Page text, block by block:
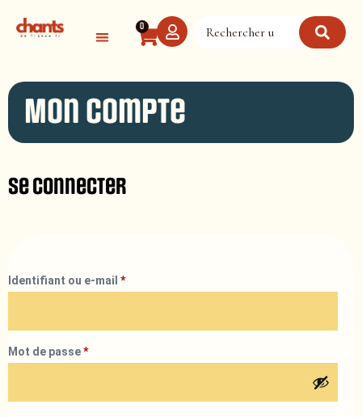
0
Mon compte
Se connecter
Identifiant ou e-mail *
Mot de passe*